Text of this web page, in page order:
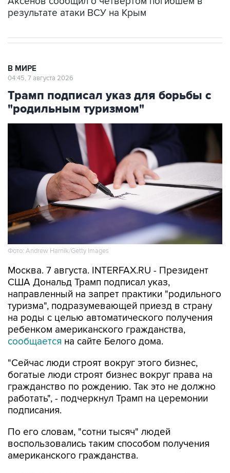
Трамп подписал указ для борьбы с
"родильным туризмом"
Фото: Andrew Harnik/Getty Images
Москва. 7 августа. INTERFAX.RU - Президент
направленный на запрет практики "родильного
туризма", подразумевающей приезд в страну
на роды с целью автоматического получения
ребенком американского гражданства,
сообщаетсяна сайте Белого дома.
"Сейчас люди строят вокруг этого бизнес,
гражданство по рождению. Так это не должно
работать", - подчеркнул Трамп на церемонии
подписания.
По его словам, "сотни тысяч" людей
американского гражданства.
Президент подписал еще один указ, также